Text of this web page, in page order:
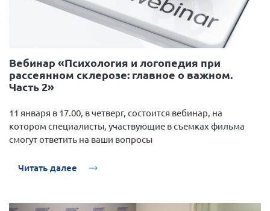
Вебинар «Психология и логопедия при
рассеянном склерозе: главное о важном.
Часть 2»
11 января в 17.00, в четверг, состоится вебинар, на
котором специалисты, участвующие в съемках фильма
смогут ответить на ваши вопросы
Читать далее